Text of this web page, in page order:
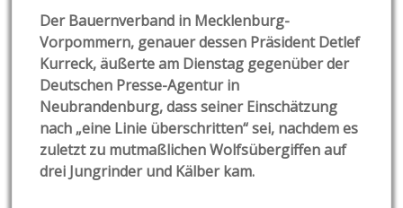
Der Bauernverband in Mecklenburg-
Vorpommern, genauer dessen Präsident Detlef
Kurreck, äußerte am Dienstag gegenüber der
Deutschen Presse-Agentur in
Neubrandenburg, dass seiner Einschätzung
nach „eine Linie überschritten“ sei, nachdem es
zuletzt zu mutmaßlichen Wolfsübergiffen auf
drei Jungrinder und Kälber kam.